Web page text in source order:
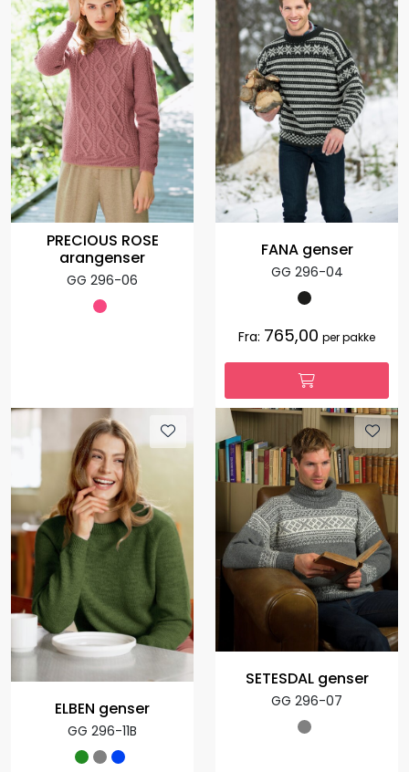
PRECIOUS ROSE
arangenser
GG 296-06
FANA genser
GG 296-04
Fra: 765,00 per pakke
ELBEN genser
GG 296-11B
SETESDAL genser
GG 296-07